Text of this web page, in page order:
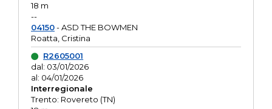
18 m
--
04150- ASD THE BOWMEN
Roatta, Cristina
R2605001
dal: 03/01/2026
al: 04/01/2026
Interregionale
Trento: Rovereto (TN)